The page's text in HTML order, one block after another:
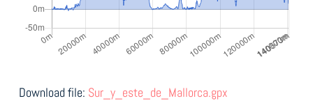
Download file: Sur_y_este_de_Mallorca.gpx